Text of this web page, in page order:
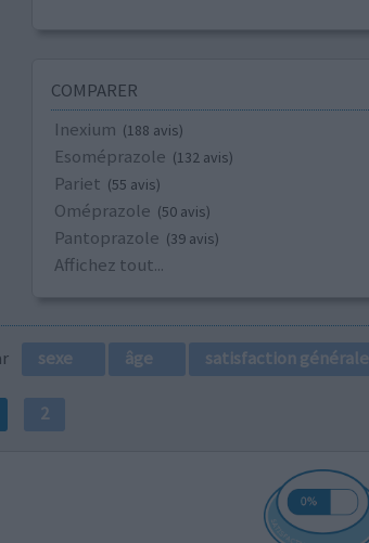
COMPARER
Inexium (188 avis)
Esoméprazole (132 avis)
Pariet (55 avis)
Oméprazole (50 avis)
Pantoprazole (39 avis)
Affichez tout...
sexe âge satisfaction générale
2